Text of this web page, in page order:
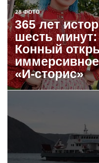
28 ФОТО
365 лет
шесть минут:
Конный
«И-сторис»